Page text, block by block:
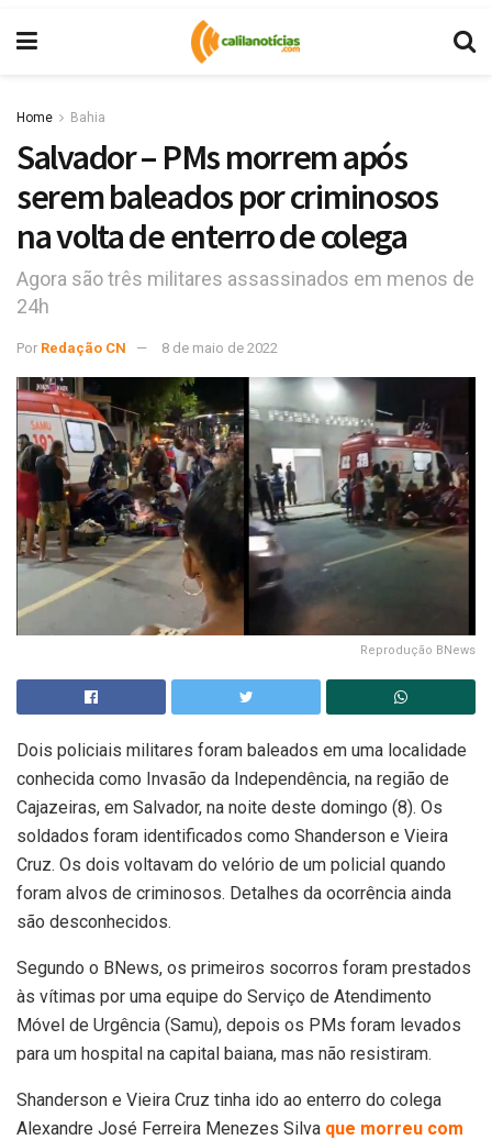
Home Bahia
Salvador – PMs morrem após
serem baleados por criminosos
na volta de enterro de colega
Agora são três militares assassinados em menos de
24h
Por Redação CN 8 de maio de 2022
Reprodução BNews
Dois policiais militares foram baleados em uma localidade
conhecida como Invasão da Independência, na região de
Cajazeiras, em Salvador, na noite deste domingo (8). Os
soldados foram identificados como Shanderson e Vieira
Cruz. Os dois voltavam do velório de um policial quando
foram alvos de criminosos. Detalhes da ocorrência ainda
são desconhecidos.
Segundo o BNews, os primeiros socorros foram prestados
às vítimas por uma equipe do Serviço de Atendimento
Móvel de Urgência (Samu), depois os PMs foram levados
para um hospital na capital baiana, mas não resistiram.
Shanderson e Vieira Cruz tinha ido ao enterro do colega
Alexandre José Ferreira Menezes Silva que morreu com